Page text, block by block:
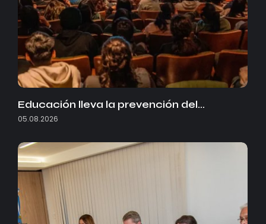
Educación lleva la prevención del…
05.08.2026